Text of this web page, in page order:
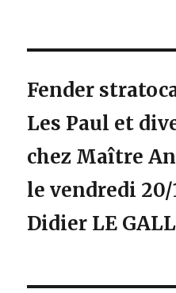
Fender
Les Paul et
chez Maître
le vendredi
Didier LE GALL